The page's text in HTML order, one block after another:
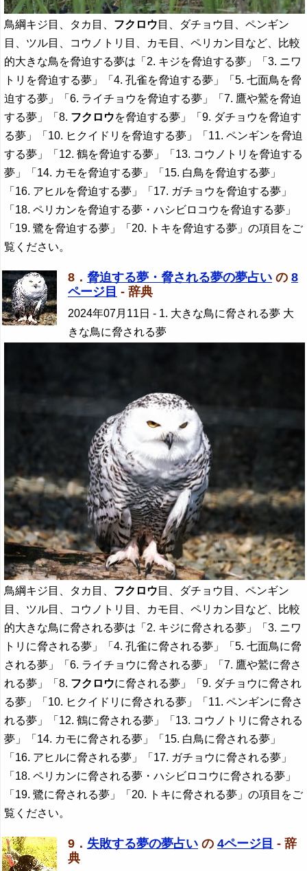
鳥綱キジ目、タカ目、 フクロウ 目、ダチョウ目、ペンギン
目、ツル目、コウノトリ目、カモ目、ペリカン目など、比較
的大きな鳥を脅迫する夢は「2. キジを脅迫する夢」「3. ニワ
トリを脅迫する夢」「4. 孔雀を脅迫する夢」「5. 七面鳥を脅
迫する夢」「6. ライチョウを脅迫する夢」「7. 鷹や鷲を脅迫
する夢」「8. フクロウを脅迫する夢」「9. ダチョウを脅迫す
る夢」「10. ヒクイドリを脅迫する夢」「11. ペンギンを脅迫
する夢」「12. 鶴を脅迫する夢」「13. コウノトリを脅迫する
夢」「14. カモを脅迫する夢」「15. 白鳥を脅迫する夢」
「16. アヒルを脅迫する夢」「17. ガチョウを脅迫する夢」
「18. ペリカンを脅迫する夢・ハシビロコウを脅迫する夢」
「19. 鷺を脅迫する夢」「20. トキを脅迫する夢」の項目をご
覧ください。
8． 脅迫する夢・脅される夢の夢占い の 8
ページ目 - 辞典
2024年07月11日 - 1. 大きな鳥に脅される夢 大
きな鳥に脅される夢
鳥綱キジ目、タカ目、 フクロウ 目、ダチョウ目、ペンギン
目、ツル目、コウノトリ目、カモ目、ペリカン目など、比較
的大きな鳥に脅される夢は「2. キジに脅される夢」「3. ニワ
トリに脅される夢」「4. 孔雀に脅される夢」「5. 七面鳥に脅
される夢」「6. ライチョウに脅される夢」「7. 鷹や鷲に脅さ
れる夢」「8. フクロウに脅される夢」「9. ダチョウに脅され
る夢」「10. ヒクイドリに脅される夢」「11. ペンギンに脅さ
れる夢」「12. 鶴に脅される夢」「13. コウノトリに脅される
夢」「14. カモに脅される夢」「15. 白鳥に脅される夢」
「16. アヒルに脅される夢」「17. ガチョウに脅される夢」
「18. ペリカンに脅される夢・ハシビロコウに脅される夢」
「19. 鷺に脅される夢」「20. トキに脅される夢」の項目をご
覧ください。
9． 失敗する夢の夢占い の 4ページ目 - 辞
典